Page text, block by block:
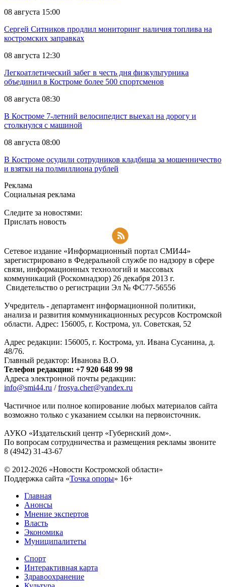
08 августа 15:00
Сергей Ситников продлил мониторинг наличия топлива на
костромских заправках
08 августа 12:30
Легкоатлетический забег в честь дня физкультурника
объединил в Костроме более 500 спортсменов
08 августа 08:30
В Костроме 7-летний велосипедист выехал на дорогу и
столкнулся с машиной
08 августа 08:00
В Костроме осудили сотрудников кладбища за мошенничество
и взятки на полмиллиона рублей
Реклама
Социальная реклама
Следите за новостями:
Прислать новость
Сетевое издание «Информационный портал СМИ44»
зарегистрировано в Федеральной службе по надзору в сфере
связи, информационных технологий и массовых
коммуникаций (Роскомнадзор) 26 декабря 2013 г.
Свидетельство о регистрации Эл № ФC77-56556
Учредитель - департамент информационной политики,
анализа и развития коммуникационных ресурсов Костромской
области. Адрес: 156005, г. Кострома, ул. Советская, 52
Адрес редакции: 156005, г. Кострома, ул. Ивана Сусанина, д.
48/76.
Главный редактор: Иванова В.О.
Телефон редакции: +7 920 648 99 98
Адреса электронной почты редакции:
info@smi44.ru /frosya.cher@yandex.ru
Частичное или полное копирование любых материалов сайта
возможно только с указанием ссылки на первоисточник.
АУКО «Издательский центр «Губернский дом».
По вопросам сотрудничества и размещения рекламы звоните
8 (4942) 31-43-67
© 2012-2026 «Новости Костромской области»
Поддержка сайта «Точка опоры» 16+
Главная
Анонсы
Мнение экспертов
Власть
Экономика
Муниципалитеты
Спорт
Интерактивная карта
Здравоохранение